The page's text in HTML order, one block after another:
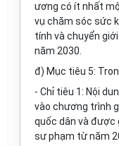
ương có ít nhất
vụ chăm sóc sức
tính và chuyển
năm 2030.
đ) Mục tiêu 5:
- Chỉ tiêu 1: Nội
vào chương trình
quốc dân và
sư phạm từ năm